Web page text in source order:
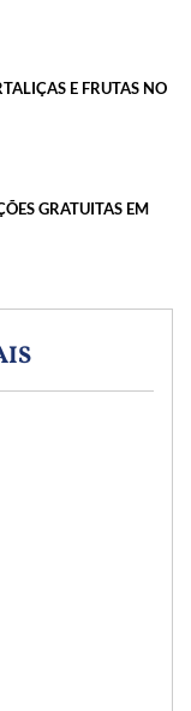
E FRUTAS NO
GRATUITAS EM